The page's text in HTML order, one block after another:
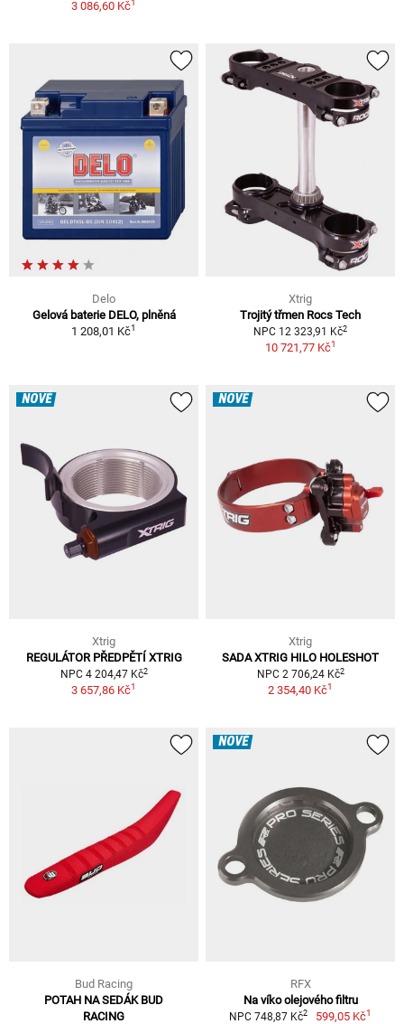
3 086,60 Kč1
Delo
Gelová baterie DELO, plněná
1 208,01 Kč1
Xtrig
Trojitý třmen Rocs Tech
NPC 12 323,91 Kč2
10 721,77 Kč1
NOVÉ
Xtrig
REGULÁTOR PŘEDPĚTÍ XTRIG
NPC 4 204,47 Kč2
3 657,86 Kč1
NOVÉ
Xtrig
SADA XTRIG HILO HOLESHOT
NPC 2 706,24 Kč2
2 354,40 Kč1
Bud Racing
POTAH NA SEDÁK BUD
RACING
NOVÉ
RFX
Na víko olejového filtru
NPC 748,87 Kč2 599,05 Kč1